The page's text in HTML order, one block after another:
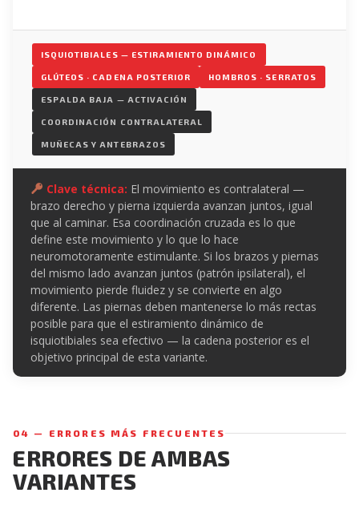
ISQUIOTIBIALES — ESTIRAMIENTO DINÁMICO
GLÚTEOS · CADENA POSTERIOR HOMBROS · SERRATOS
ESPALDA BAJA — ACTIVACIÓN
COORDINACIÓN CONTRALATERAL
MUÑECAS Y ANTEBRAZOS
Clave técnica: El movimiento es contralateral —
brazo derecho y pierna izquierda avanzan juntos, igual
que al caminar. Esa coordinación cruzada es lo que
define este movimiento y lo que lo hace
neuromotoramente estimulante. Si los brazos y piernas
del mismo lado avanzan juntos (patrón ipsilateral), el
movimiento pierde fluidez y se convierte en algo
diferente. Las piernas deben mantenerse lo más rectas
posible para que el estiramiento dinámico de
isquiotibiales sea efectivo — la cadena posterior es el
objetivo principal de esta variante.
04 — ERRORES MÁS FRECUENTES
ERRORES DE AMBAS
VARIANTES